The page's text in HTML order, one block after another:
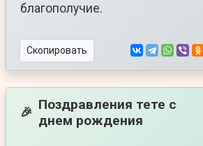
благополучие.
Скопировать
🎉 Поздравления тете с
днем рождения